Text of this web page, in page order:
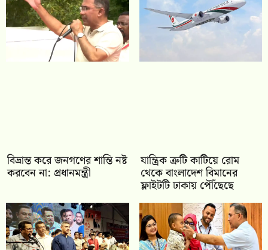
বিভ্রান্ত করে জনগণের শান্তি নষ্ট
করবেন না: প্রধানমন্ত্রী
যান্ত্রিক ত্রুটি কাটিয়ে রোম
থেকে বাংলাদেশ বিমানের
ফ্লাইটটি ঢাকায় পৌঁছেছে